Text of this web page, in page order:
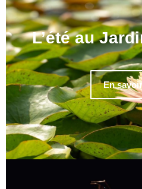
L’été au
En